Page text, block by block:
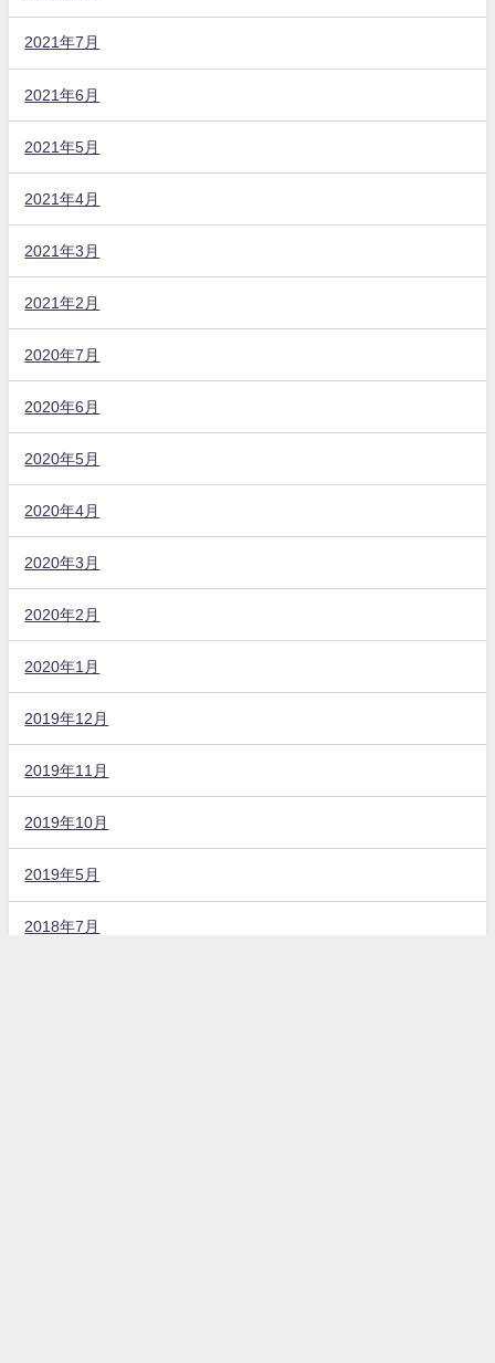
2021年7月
2021年6月
2021年5月
2021年4月
2021年3月
2021年2月
2020年7月
2020年6月
2020年5月
2020年4月
2020年3月
2020年2月
2020年1月
2019年12月
2019年11月
2019年10月
2019年5月
2018年7月